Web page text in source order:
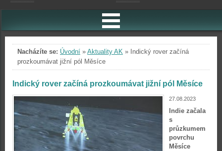
Nacházíte se: Úvodní » Aktuality AK » Indický rover začíná
prozkoumávat jižní pól Měsíce
Indický rover začíná prozkoumávat jižní pól Měsíce
27.08.2023
Indie začala
s
průzkumem
povrchu
Měsíce